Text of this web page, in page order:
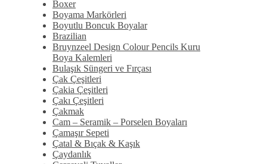
Boxer
Boyama Markörleri
Boyutlu Boncuk Boyalar
Brazilian
Bruynzeel Design Colour Pencils Kuru
Boya Kalemleri
Bulaşık Süngeri ve Fırçası
Çak Çeşitleri
Çakia Çeşitleri
Çakı Çeşitleri
Çakmak
Cam – Seramik – Porselen Boyaları
Çamaşır Sepeti
Çatal & Bıçak & Kaşık
Çaydanlık